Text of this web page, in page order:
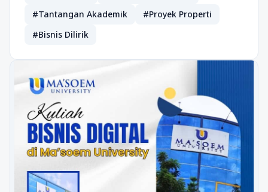
#Tantangan Akademik
#Proyek Properti
#Bisnis Dilirik